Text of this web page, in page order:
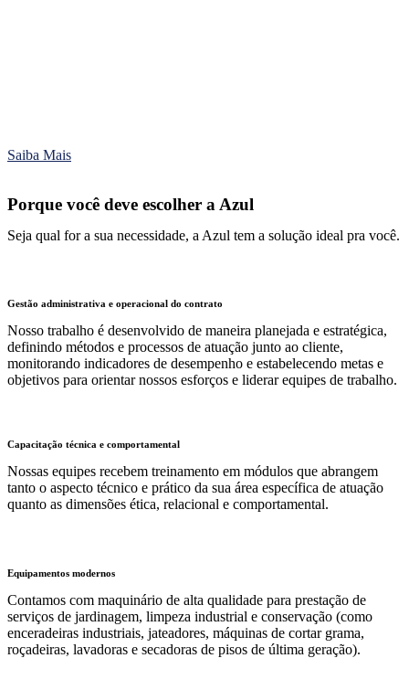
Saiba Mais
Porque você deve escolher a Azul
Seja qual for a sua necessidade, a Azul tem a solução ideal pra você.
Gestão administrativa e operacional do contrato
Nosso trabalho é desenvolvido de maneira planejada e estratégica,
definindo métodos e processos de atuação junto ao cliente,
monitorando indicadores de desempenho e estabelecendo metas e
objetivos para orientar nossos esforços e liderar equipes de trabalho.
Capacitação técnica e comportamental
Nossas equipes recebem treinamento em módulos que abrangem
tanto o aspecto técnico e prático da sua área específica de atuação
quanto as dimensões ética, relacional e comportamental.
Equipamentos modernos
Contamos com maquinário de alta qualidade para prestação de
serviços de jardinagem, limpeza industrial e conservação (como
enceradeiras industriais, jateadores, máquinas de cortar grama,
roçadeiras, lavadoras e secadoras de pisos de última geração).